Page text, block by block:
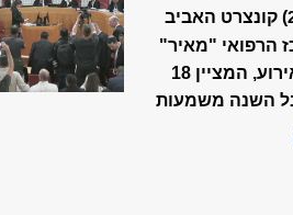
) קונצרט האביב
הרפואי "מאיר"
מקבוצת כללית. האירוע, המציין 18
השנה משמעות
במסגרת